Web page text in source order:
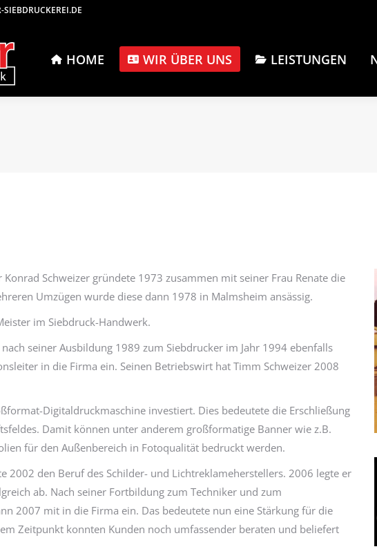
SIEBDRUCKEREI.DE
HOME WIR ÜBER UNS LEISTUNGEN
Schweizer gründete 1973 zusammen mit seiner Frau Renate die
Umzügen wurde diese dann 1978 in Malmsheim ansässig.
im Siebdruck-Handwerk.
seiner Ausbildung 1989 zum Siebdrucker im Jahr 1994 ebenfalls
in die Firma ein. Seinen Betriebswirt hat Timm Schweizer 2008
Digitaldruckmaschine investiert. Dies bedeutete die Erschließung
Damit können unter anderem großformatige Banner wie z.B.
für den Außenbereich in Fotoqualität bedruckt werden.
2002 den Beruf des Schilder- und Lichtreklameherstellers. 2006 legte er
ab. Nach seiner Fortbildung zum Techniker und zum
2007 mit in die Firma ein. Das bedeutete nun eine Stärkung für die
Zeitpunkt konnten Kunden noch umfassender beraten und beliefert